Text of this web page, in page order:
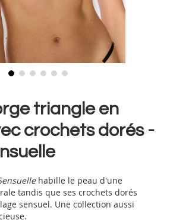
triangle en
crochets dorés -
habille le peau d'une
tandis que ses crochets dorés
sensuel. Une collection aussi